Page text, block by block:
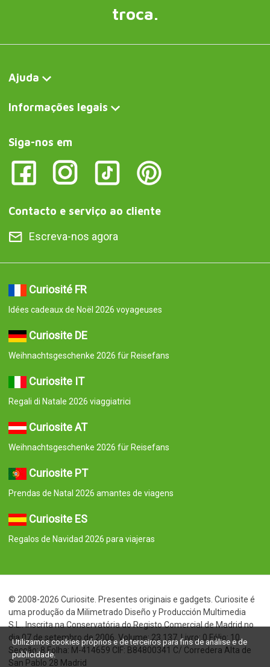
troca.
Ajuda
Informações legais
Siga-nos em
Contacto e serviço ao cliente
Escreva-nos agora
Curiosité FR
Idées cadeaux de Noël 2026 voyageuses
Curiosite DE
Weihnachtsgeschenke 2026 für Reisefans
Curiosite IT
Regali di Natale 2026 viaggiatrici
Curiosite AT
Weihnachtsgeschenke 2026 für Reisefans
Curiosite PT
Prendas de Natal 2026 amantes de viagens
Curiosite ES
Regalos de Navidad 2026 para viajeras
© 2008-2026 Curiosite. Presentes originais e gadgets. Curiosite é
uma produção da Milimetrado Diseño y Producción Multimedia
S.L.. Inscrita na Conservatória do Registo Comercial de Madrid no
dia 07 de setembro de 2006. Volume: 23.137. Livro: 0 Fólio: 10
Secção: 8 Folha: M-414659 CIF: B84800341 C/ Corredera Alta de
San Pablo 28 Madrid
Utilizamos cookies próprios e de terceiros para fins de análise e de
publicidade.